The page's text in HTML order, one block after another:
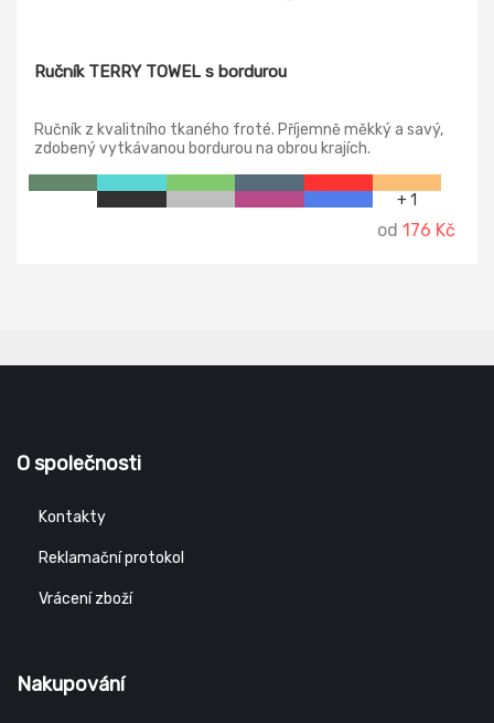
Ručník TERRY TOWEL s bordurou
Ručník z kvalitního tkaného froté. Příjemně měkký a savý,
zdobený vytkávanou bordurou na obrou krajích.
+ 1
od 176 Kč
O společnosti
Kontakty
Reklamační protokol
Vrácení zboží
Nakupování